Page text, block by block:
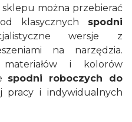
można przebierać
klasycznych spodni
wersje z
na narzędzia.
materiałów i kolorów
spodni roboczych do
pracy i indywidualnych